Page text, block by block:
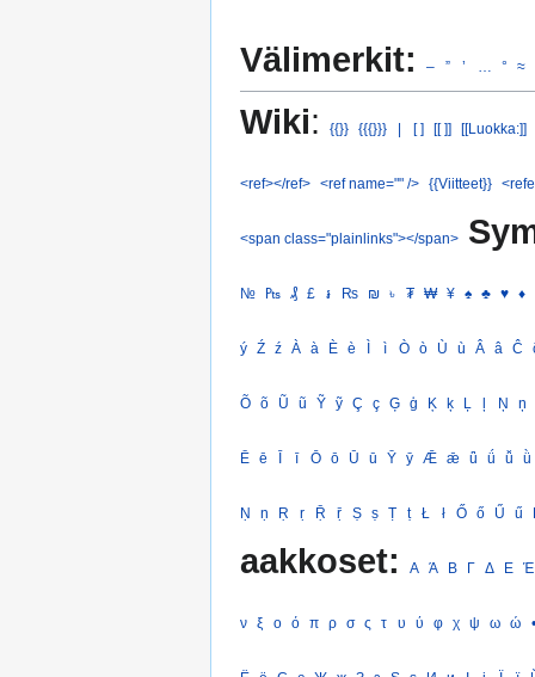
Välimerkit: – ” ’ ° ≈
Wiki: {{}} {{{}}} | [ ] [[ ]] [[Luokka:]]
<ref></ref> <ref name="" /> {{Viitteet}}
<span class="plainlinks"></span>
№ ₧ ₰ £ ៛ ₨ ₪ ৳ ₮ ₩ ¥ ♠ ♣ ♥ ♦
ý Ź ź À à È è Ì ì Ò ò Ù ù Â â Ĉ
Õ õ Ũ ũ Ỹ ỹ Ç ç Ģ ģ Ķ ķ Ļ ļ Ņ ņ
Ē ē Ī ī Ō ō Ū ū Ȳ ȳ Ǣ ǣ ǖ ǘ ǚ ǜ
Ṇ ṇ Ṛ ṛ Ṝ ṝ Ṣ ṣ Ṭ ṭ Ł ł Ő ő Ű ű
aakkoset: Α Ά Β Γ Δ Ε Έ
ν ξ ο ό π ρ σ ς τ υ ύ φ χ ψ ω ώ •